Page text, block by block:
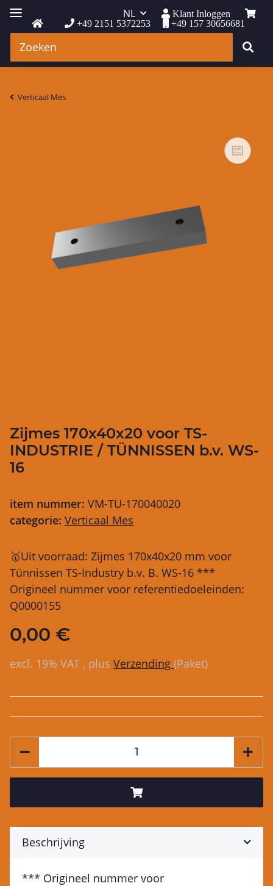
+49 2151 5372253 +49 157 30656681
NL Klant Inloggen
Verticaal Mes
Zijmes 170x40x20 voor TS-
INDUSTRIE / TÜNNISSEN b.v. WS-
16
item nummer: VM-TU-170040020
categorie: Verticaal Mes
🥇Uit voorraad: Zijmes 170x40x20 mm voor
Tünnissen TS-Industry b.v. B. WS-16 ***
Origineel nummer voor referentiedoeleinden:
Q0000155
0,00 €
excl. 19% VAT , plus Verzending (Paket)
Beschrijving
*** Origineel nummer voor